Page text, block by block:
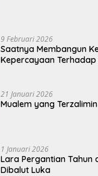
9 Februari 2026
Saatnya Membangun
Kepercayaan Terhadap
21 Januari 2026
Mualem yang Terzalimin
1 Januari 2026
Lara Pergantian Tahun
Dibalut Luka